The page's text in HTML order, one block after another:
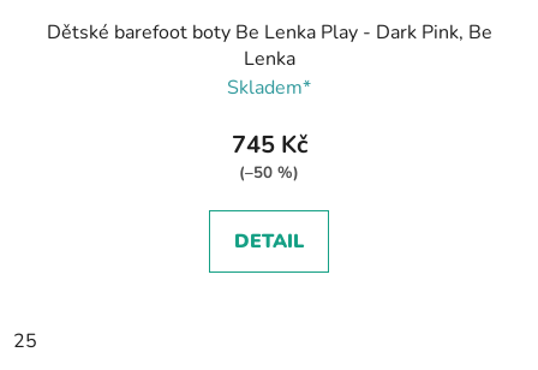
Dětské barefoot boty Be Lenka Play - Dark Pink, Be
Lenka
Skladem*
745 Kč
(–50 %)
DETAIL
25